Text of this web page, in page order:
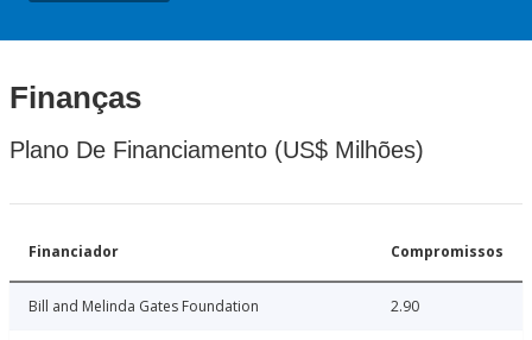
Finanças
Plano De Financiamento (US$ Milhões)
Financiador Compromissos
Bill and Melinda Gates Foundation 2.90